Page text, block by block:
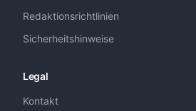
Redaktionsrichtlinien
Sicherheitshinweise
Legal
Kontakt